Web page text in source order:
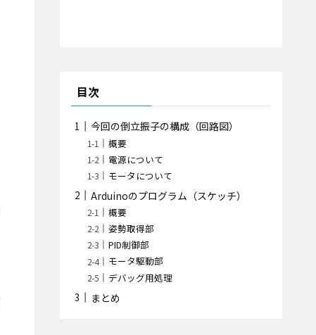
目次
今回の倒立振子の構成（回路図）
概要
電源について
モータについて
Arduinoのプログラム（スケッチ）
概要
姿勢取得部
PID制御部
モータ駆動部
デバッグ用処理
まとめ